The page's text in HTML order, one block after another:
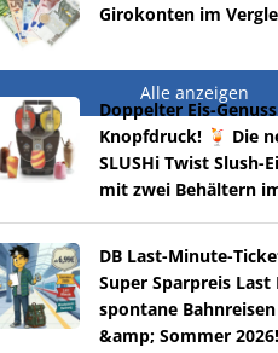
Girokonten im
Alle anzeigen
Doppelter Eis-
Knopfdruck! 🍹 Die
SLUSHi Twist Slush-
mit zwei Behältern
DB Last-Minute-
Super Sparpreis
spontane
&amp; Sommer